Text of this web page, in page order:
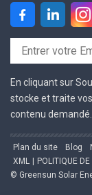
En cliquant sur
stocke et traite
contenu demandé.
Plan du site Blog
XML | POLITIQUE
© Greensun Solar